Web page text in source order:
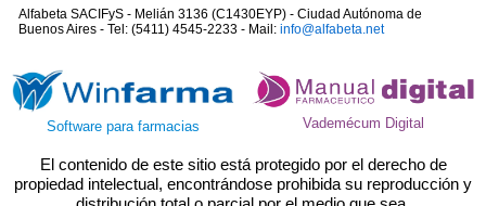
Alfabeta SACIFyS - Melián 3136 (C1430EYP) - Ciudad Autónoma de
Buenos Aires - Tel: (5411) 4545-2233 - Mail: info@alfabeta.net
Software para farmacias Vademécum Digital
El contenido de este sitio está protegido por el derecho de
propiedad intelectual, encontrándose prohibida su reproducción y